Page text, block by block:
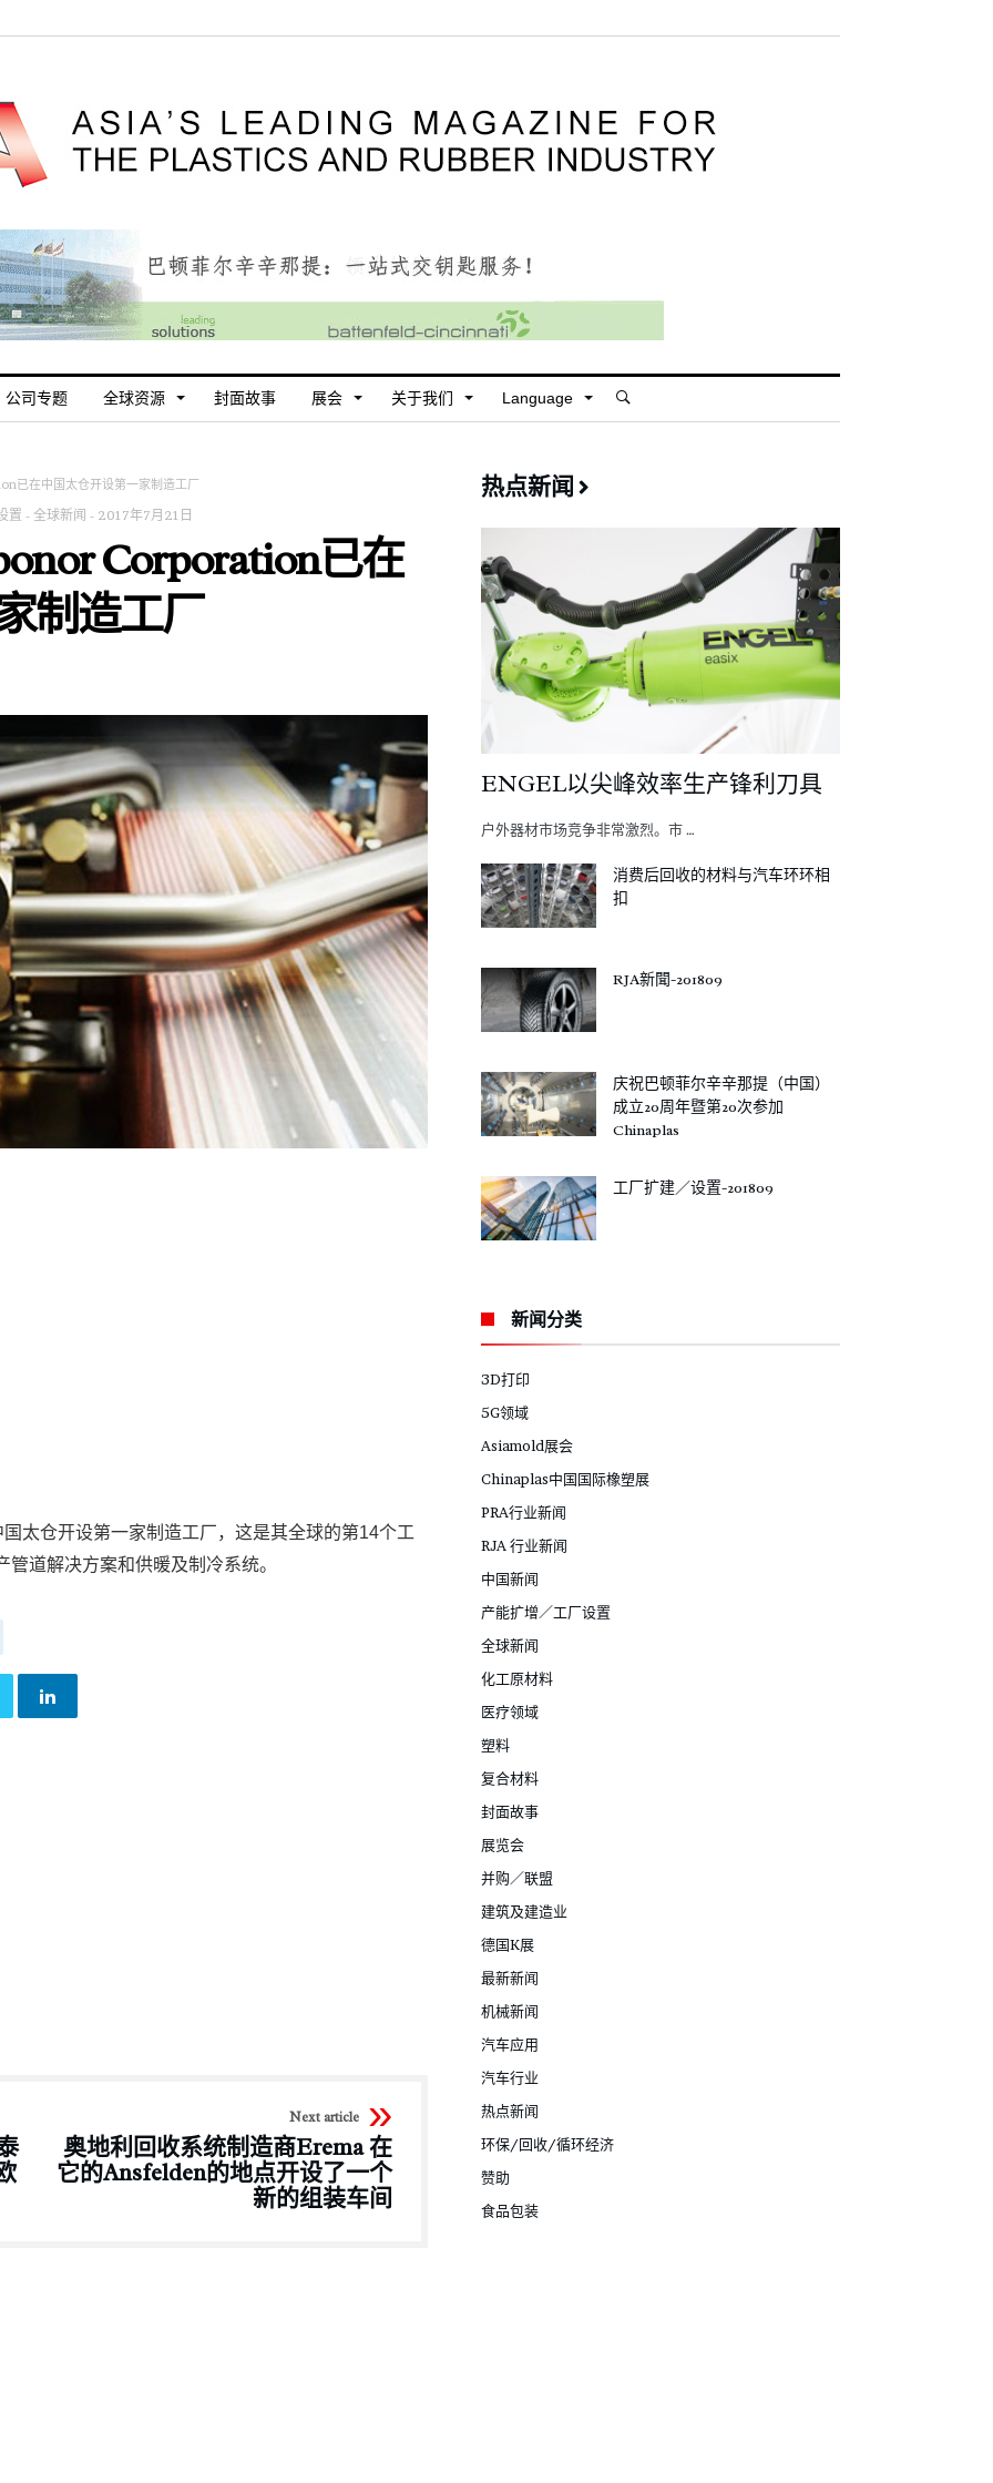
公司专题 全球资源 封面故事 展会 关于我们 Language
已在中国太仓开设第一家制造工厂
置 - 全球新闻 - 2017年7月21日
Corporation已在
制造工厂
国太仓开设第一家制造工厂，这是其全球的第14个工
道解决方案和供暖及制冷系统。
Next article
奥地利回收系统制造商Erema 在
它的Ansfelden的地点开设了一个
新的组装车间
热点新闻
ENGEL以尖峰效率生产锋利刀具
户外器材市场竞争非常激烈。市 …
消费后回收的材料与汽车环环相
扣
RJA新聞-201809
庆祝巴顿菲尔辛辛那提（中国）
成立20周年暨第20次参加
Chinaplas
工厂扩建／设置-201809
新闻分类
3D打印
5G领域
Asiamold展会
Chinaplas中国国际橡塑展
PRA行业新闻
RJA 行业新闻
中国新闻
产能扩增／工厂设置
全球新闻
化工原材料
医疗领域
塑料
复合材料
封面故事
展览会
并购／联盟
建筑及建造业
德国K展
最新新闻
机械新闻
汽车应用
汽车行业
热点新闻
环保/回收/循环经济
赞助
食品包装